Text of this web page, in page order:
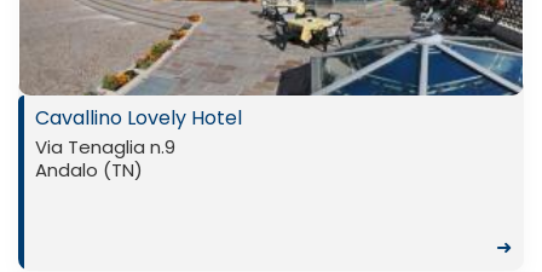
Cavallino Lovely Hotel
Via Tenaglia n.9
Andalo (TN)
➜